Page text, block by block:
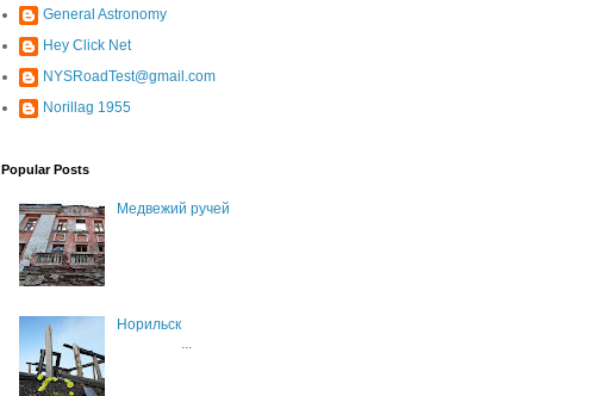
General Astronomy
Hey Click Net
NYSRoadTest@gmail.com
Norillag 1955
Popular Posts
Медвежий ручей
Норильск
...